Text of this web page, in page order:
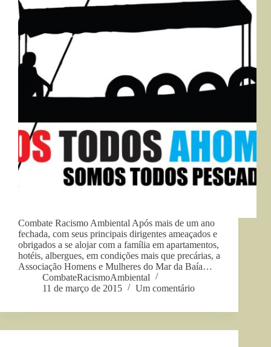
Combate Racismo Ambiental Após mais de um ano
fechada, com seus principais dirigentes ameaçados e
obrigados a se alojar com a família em apartamentos,
hotéis, albergues, em condições mais que precárias, a
Associação Homens e Mulheres do Mar da Baía…
CombateRacismoAmbiental
11 de março de 2015
Um comentário